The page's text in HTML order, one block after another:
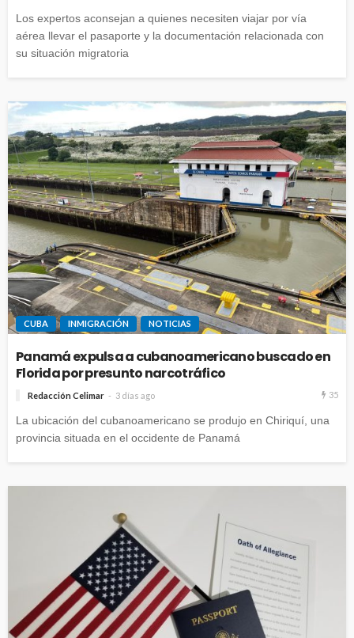
Los expertos aconsejan a quienes necesiten viajar por vía
aérea llevar el pasaporte y la documentación relacionada con
su situación migratoria
CUBA INMIGRACIÓN NOTICIAS
Panamá expulsa a cubanoamericano buscado en
Florida por presunto narcotráfico
Redacción Celimar 3 días ago 35
La ubicación del cubanoamericano se produjo en Chiriquí, una
provincia situada en el occidente de Panamá